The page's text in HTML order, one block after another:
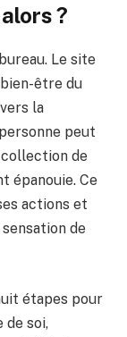
?
Le site
être du
la
peut
de
épanouie. Ce
actions et
de
étapes pour
de soi,